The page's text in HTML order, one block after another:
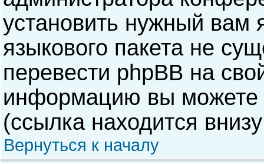
установить нужный вам
языкового пакета не
перевести phpBB на
информацию вы можете
(ссылка находится
Вернуться к началу